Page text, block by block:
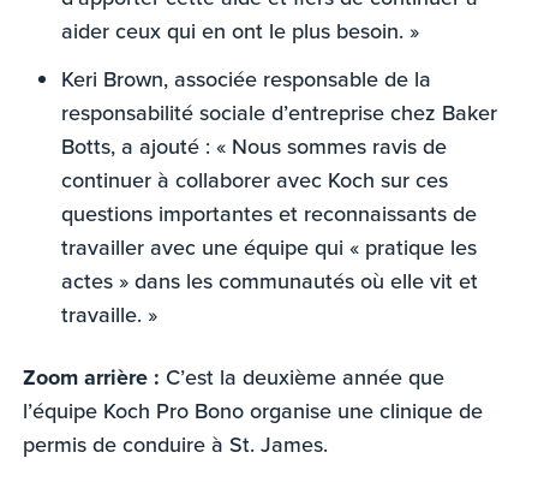
aider ceux qui en ont le plus besoin. »
Keri Brown, associée responsable de la
responsabilité sociale d’entreprise chez Baker
Botts, a ajouté : « Nous sommes ravis de
continuer à collaborer avec Koch sur ces
questions importantes et reconnaissants de
travailler avec une équipe qui « pratique les
actes » dans les communautés où elle vit et
travaille. »
Zoom arrière : C’est la deuxième année que
l’équipe Koch Pro Bono organise une clinique de
permis de conduire à St. James.